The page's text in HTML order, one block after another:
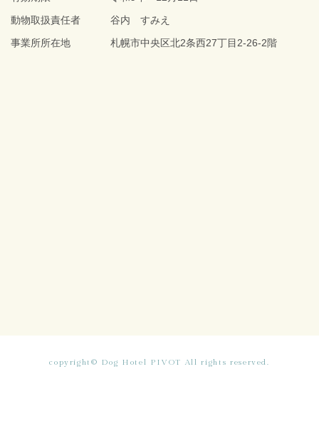
動物取扱責任者 谷内 すみえ
事業所所在地 札幌市中央区北2条西27丁目2-26-2階
copyright© Dog Hotel PIVOT All rights reserved.